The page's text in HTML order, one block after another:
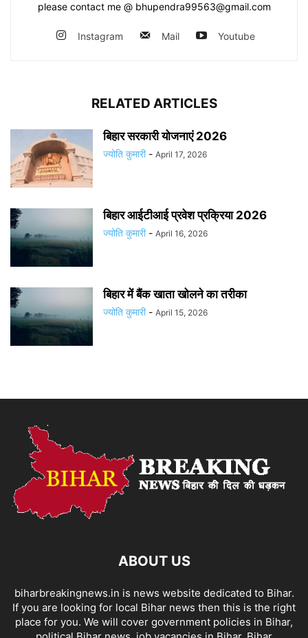
please contact me @ bhupendra99563@gmail.com
Instagram Mail Youtube
RELATED ARTICLES
बिहार सरकारी योजनाएं 2026
ज्योति कुमारी - April 17, 2026
बिहार आईटीआई प्रवेश प्रक्रिया 2026
ज्योति कुमारी - April 16, 2026
बिहार में बैंक खाता खोलने का तरीका
ज्योति कुमारी - April 15, 2026
ABOUT US
biharbreakingnews.in is news website dedicated to Bihar.
If you are looking for local Bihar news then this is the right
place for you. We will cover government policies in Bihar,